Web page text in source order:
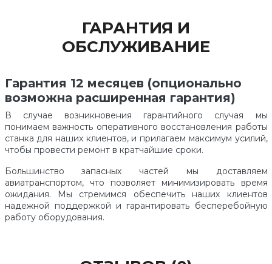
ГАРАНТИЯ И
ОБСЛУЖИВАНИЕ
Гарантия 12 месяцев (опционально
возможна расширенная гарантия)
В случае возникновения гарантийного случая мы
понимаем важность оперативного восстановления работы
станка для наших клиентов, и прилагаем максимум усилий,
чтобы провести ремонт в кратчайшие сроки.
Большинство запасных частей мы доставляем
авиатранспортом, что позволяет минимизировать время
ожидания. Мы стремимся обеспечить наших клиентов
надежной поддержкой и гарантировать бесперебойную
работу оборудования.